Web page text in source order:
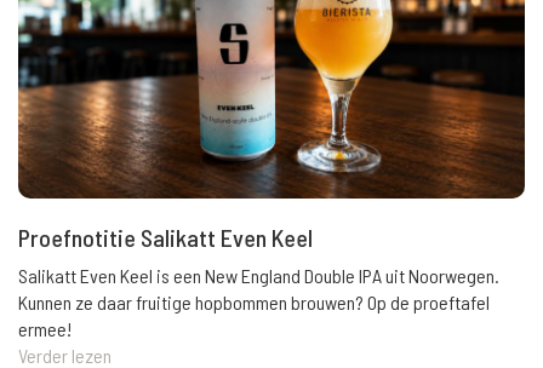
Proefnotitie Salikatt Even Keel
Salikatt Even Keel is een New England Double IPA uit Noorwegen.
Kunnen ze daar fruitige hopbommen brouwen? Op de proeftafel
ermee!
Verder lezen